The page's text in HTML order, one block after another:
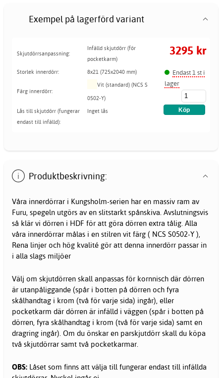
Exempel på lagerförd variant
Skjutdörrsanpassning:
Infälld skjutdörr (för
pocketkarm)
Storlek innerdörr:
8x21 (725x2040 mm)
Färg innerdörr:
Vit (standard) (NCS S
0502-Y)
Lås till skjutdörr (fungerar
endast till infälld):
Inget lås
3295 kr
Endast 1 st i
lager
Produktbeskrivning:
Våra innerdörrar i Kungsholm-serien har en massiv ram av
Furu, spegeln utgörs av en slitstarkt spånskiva. Avslutningsvis
så klär vi dörren i HDF för att göra dörren extra tålig. Alla
våra innerdörrar målas i en stilren vit färg ( NCS S0502-Y ),
Rena linjer och hög kvalité gör att denna innerdörr passar in
i alla slags miljöer
Välj om skjutdörren skall anpassas för kornnisch där dörren
är utanpåliggande (spår i botten på dörren och fyra
skålhandtag i krom (två för varje sida) ingår), eller
pocketkarm där dörren är infälld i väggen (spår i botten på
dörren, fyra skålhandtag i krom (två för varje sida) samt en
dragring ingår). Om du önskar en parskjutdörr skall du köpa
två skjutdörrar samt två pocketkarmar.
OBS: Låset som finns att välja till fungerar endast till infällda